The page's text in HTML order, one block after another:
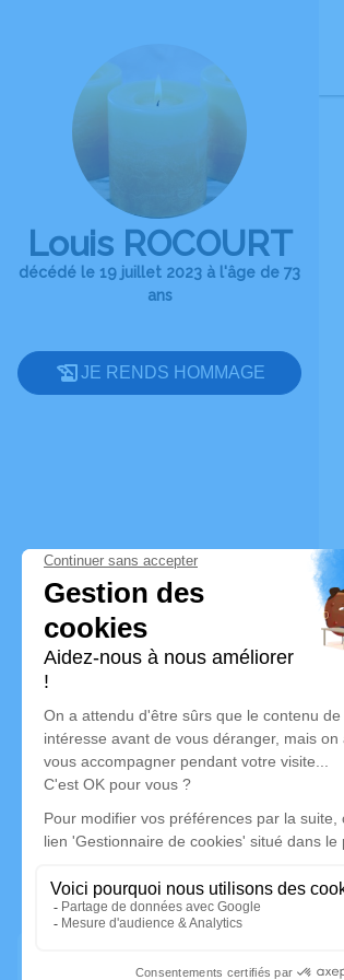
Louis ROCOURT
décédé le 19 juillet 2023 à l'âge de 73
ans
JE RENDS HOMMAGE